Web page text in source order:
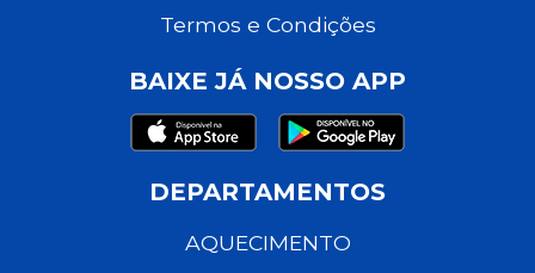
Termos e Condições
BAIXE JÁ NOSSO APP
DEPARTAMENTOS
AQUECIMENTO